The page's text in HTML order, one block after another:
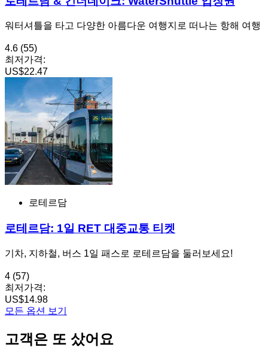
워터셔틀을 타고 다양한 아름다운 여행지로 떠나는 항해 여행
4.6 (55)
최저가격:
US$22.47
로테르담
로테르담: 1일 RET 대중교통 티켓
기차, 지하철, 버스 1일 패스로 로테르담을 둘러보세요!
4 (57)
최저가격:
US$14.98
모든 옵션 보기
고객은 또 샀어요